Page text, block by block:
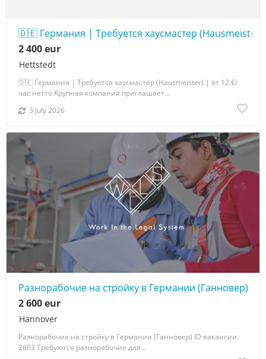
🇩🇪 Германия | Требуется хаусмастер (Hausmeister)
Hettstedt
2 400 eur
🇩🇪 Германия | Требуется хаусмастер (Hausmeister) | от 12 €/
час нетто Крупная компания приглашает...
3 July 2026
Разнорабочие на стройку в Германии (Ганновер)
Hannover
2 600 eur
Разнорабочие на стройку в Германии (Ганновер) ID вакансии:
2603 Требуются разнорабочие для...